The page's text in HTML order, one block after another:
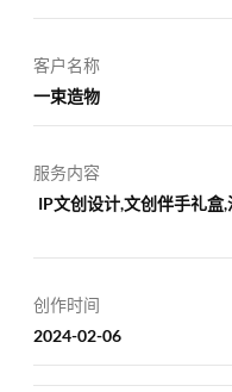
客户名称
一束造物
服务内容
IP文创设计,文创伴手礼盒
创作时间
2024-02-06